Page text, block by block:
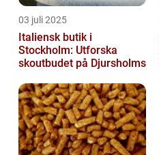
03 juli 2025
Italiensk butik i
Stockholm: Utforska
skoutbudet på Djursholms